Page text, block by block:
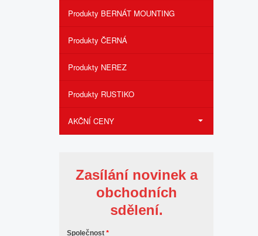
Produkty BERNÁT MOUNTING
Produkty ČERNÁ
Produkty NEREZ
Produkty RUSTIKO
AKČNÍ CENY
Zasílání novinek a
obchodních
sdělení.
Společnost